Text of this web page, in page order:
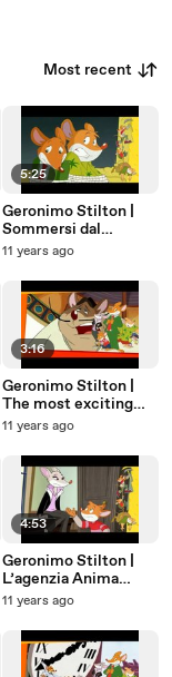
Most recent
5:25
Geronimo Stilton |
Sommersi dal
formaggio!
11 years ago
3:16
Geronimo Stilton |
The most exciting
moments! | POLISH
11 years ago
4:53
Geronimo Stilton |
L’agenzia Anima
Gemella
11 years ago